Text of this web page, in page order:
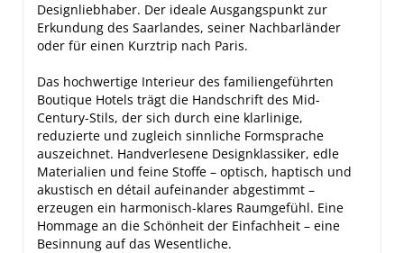
Designliebhaber. Der ideale Ausgangspunkt zur
Erkundung des Saarlandes, seiner Nachbarländer
oder für einen Kurztrip nach Paris.
Das hochwertige Interieur des familiengeführten
Boutique Hotels trägt die Handschrift des Mid-
Century-Stils, der sich durch eine klarlinige,
reduzierte und zugleich sinnliche Formsprache
auszeichnet. Handverlesene Designklassiker, edle
Materialien und feine Stoffe – optisch, haptisch und
akustisch en détail aufeinander abgestimmt –
erzeugen ein harmonisch-klares Raumgefühl. Eine
Hommage an die Schönheit der Einfachheit – eine
Besinnung auf das Wesentliche.